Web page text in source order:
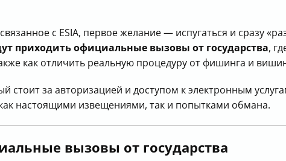
письмах
с ESIA, первое желание — испугаться и сразу
приходить официальные вызовы от государства,
как отличить реальную процедуру от фишинга и
стоит за авторизацией и доступом к электронным
настоящими извещениями, так и попытками обмана.
вызовы от государства